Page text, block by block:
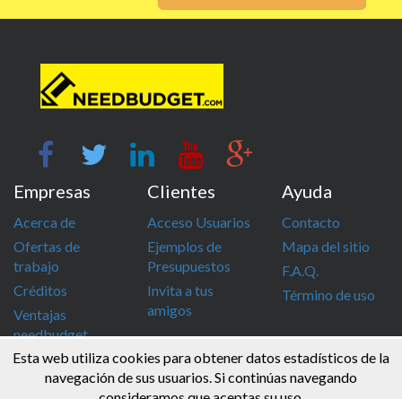
Esta web utiliza cookies para obtener datos estadísticos de la
navegación de sus usuarios. Si continúas navegando
Empresas
Acerca de
Ofertas de
trabajo
Créditos
Ventajas
needbudget
Clientes
Acceso Usuarios
Ejemplos de
Presupuestos
Invita a tus
amigos
Ayuda
Contacto
Mapa del sitio
F.A.Q.
Término de uso
info@needbudget.com
968 862 247